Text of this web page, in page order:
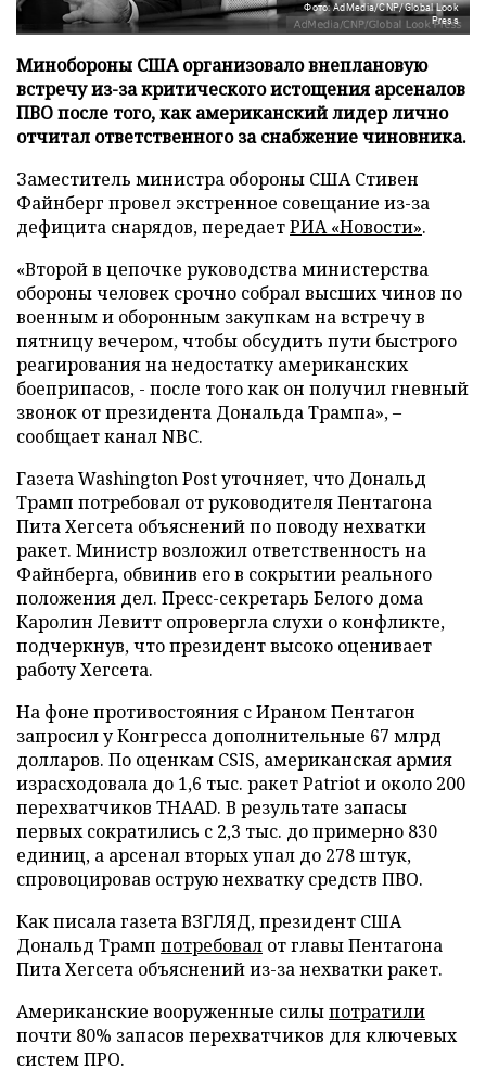
Фото: AdMedia/CNP/Global Look
Press
Минобороны США организовало внеплановую
встречу из-за критического истощения арсеналов
ПВО после того, как американский лидер лично
отчитал ответственного за снабжение чиновника.
Заместитель министра обороны США Стивен
Файнберг провел экстренное совещание из-за
дефицита снарядов, передаетРИА «Новости».
«Второй в цепочке руководства министерства
обороны человек срочно собрал высших чинов по
военным и оборонным закупкам на встречу в
пятницу вечером, чтобы обсудить пути быстрого
реагирования на недостатку американских
боеприпасов, - после того как он получил гневный
звонок от президента Дональда Трампа», –
сообщает канал NBC.
Газета Washington Post уточняет, что Дональд
Трамп потребовал от руководителя Пентагона
Пита Хегсета объяснений по поводу нехватки
ракет. Министр возложил ответственность на
Файнберга, обвинив его в сокрытии реального
положения дел. Пресс-секретарь Белого дома
Каролин Левитт опровергла слухи о конфликте,
подчеркнув, что президент высоко оценивает
работу Хегсета.
На фоне противостояния с Ираном Пентагон
запросил у Конгресса дополнительные 67 млрд
долларов. По оценкам CSIS, американская армия
израсходовала до 1,6 тыс. ракет Patriot и около 200
перехватчиков THAAD. В результате запасы
первых сократились с 2,3 тыс. до примерно 830
единиц, а арсенал вторых упал до 278 штук,
спровоцировав острую нехватку средств ПВО.
Как писала газета ВЗГЛЯД, президент США
Дональд Трамп потребовал от главы Пентагона
Пита Хегсета объяснений из-за нехватки ракет.
Американские вооруженные силыпотратили
почти 80% запасов перехватчиков для ключевых
систем ПРО.